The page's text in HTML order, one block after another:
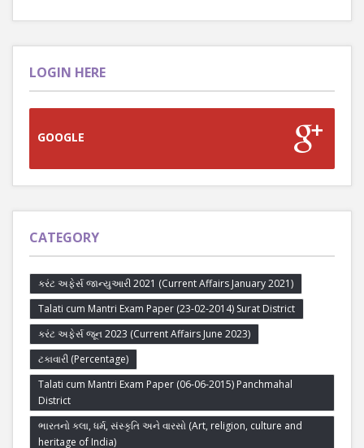
LOGIN HERE
GOOGLE
CATEGORY
કરંટ અફેર્સ જાન્યુઆરી 2021 (Current Affairs January 2021)
Talati cum Mantri Exam Paper (23-02-2014) Surat District
કરંટ અફેર્સ જૂન 2023 (Current Affairs June 2023)
ટકાવારી (Percentage)
Talati cum Mantri Exam Paper (06-06-2015) Panchmahal
District
ભારતનો કલા, ધર્મ, સંસ્કૃતિ અને વારસો (Art, religion, culture and
heritage of India)